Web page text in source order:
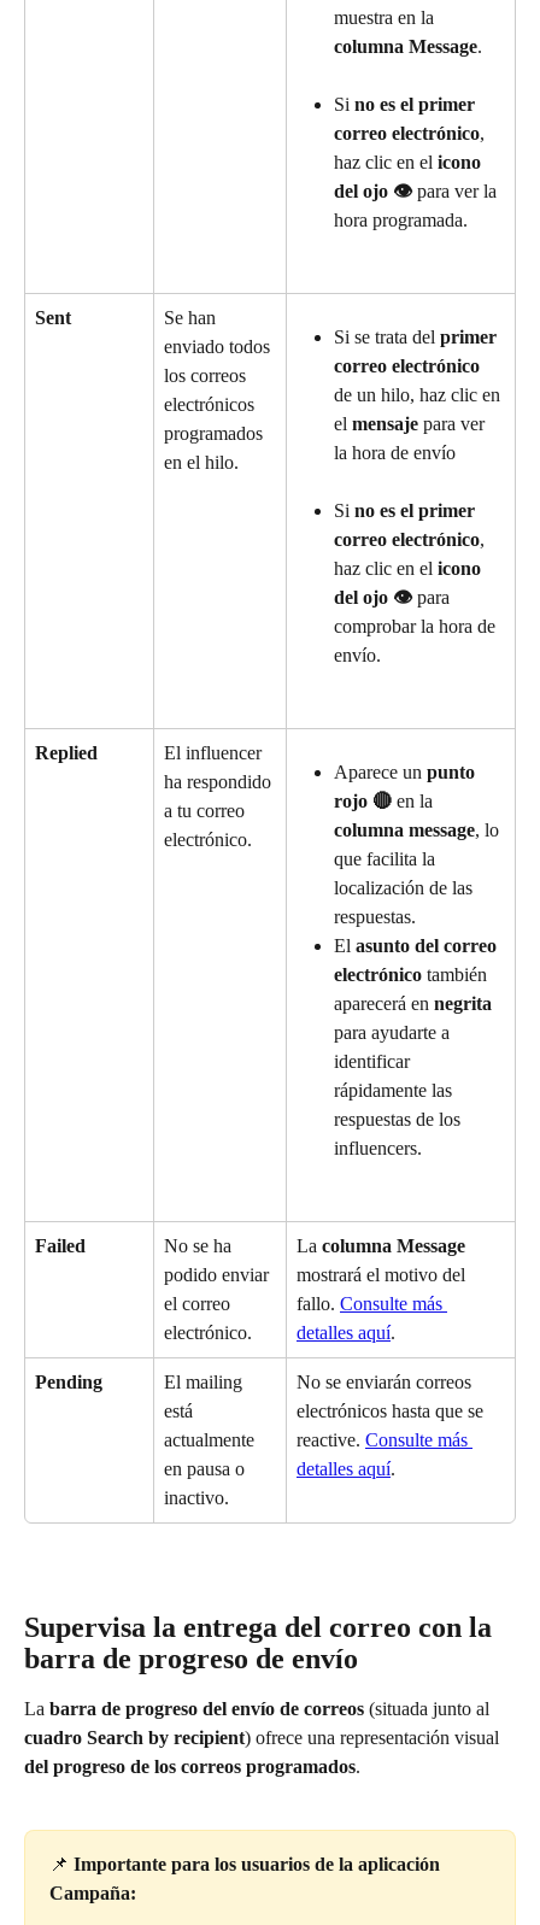
muestra en la
columna Message.
Si no es el primer
correo electrónico,
haz clic en el icono
del ojo 👁️ para ver la
hora programada.
Sent
Se han
enviado todos
los correos
electrónicos
programados
en el hilo.
Si se trata del primer
correo electrónico
de un hilo, haz clic en
el mensaje para ver
la hora de envío
Si no es el primer
correo electrónico,
haz clic en el icono
del ojo 👁️ para
comprobar la hora de
envío.
Replied
El influencer
ha respondido
a tu correo
electrónico.
Aparece un punto
rojo 🔴 en la
columna message, lo
que facilita la
localización de las
respuestas.
El asunto del correo
electrónico también
aparecerá en negrita
para ayudarte a
identificar
rápidamente las
respuestas de los
influencers.
Failed
No se ha
podido enviar
el correo
electrónico.
La columna Message
mostrará el motivo del
fallo. Consulte más
detalles aquí.
Pending
El mailing
está
actualmente
en pausa o
inactivo.
No se enviarán correos
electrónicos hasta que se
reactive. Consulte más
detalles aquí.
Supervisa la entrega del correo con la
barra de progreso de envío
La barra de progreso del envío de correos (situada junto al
cuadro Search by recipient) ofrece una representación visual
del progreso de los correos programados.
📌 Importante para los usuarios de la aplicación
Campaña: